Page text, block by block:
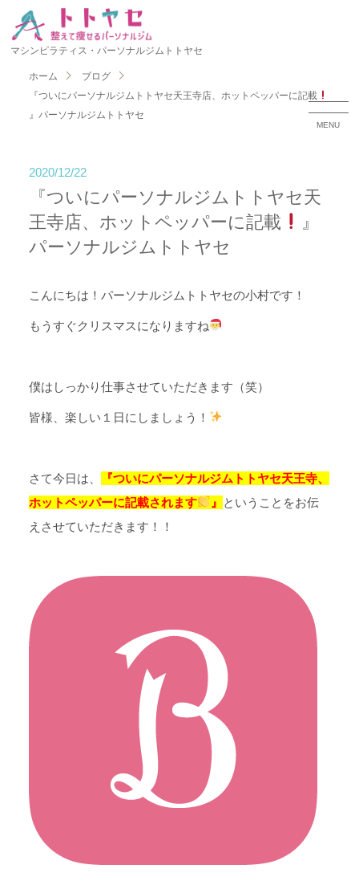
マシンピラティス・パーソナルジムトトヤセ
MENU
ホーム
ブログ
『ついにパーソナルジムトトヤセ天王寺店、ホットペッパーに記載
』パーソナルジムトトヤセ
2020/12/22
『ついにパーソナルジムトトヤセ天
王寺店、ホットペッパーに記載
』
パーソナルジムトトヤセ
こんにちは！パーソナルジムトトヤセの小村です！
もうすぐクリスマスになりますね
僕はしっかり仕事させていただきます（笑）
皆様、楽しい１日にしましょう！
さて今日は、
『ついにパーソナルジムトトヤセ天王寺、
ホットペッパーに記載されます
』 ということをお伝
えさせていただきます！！